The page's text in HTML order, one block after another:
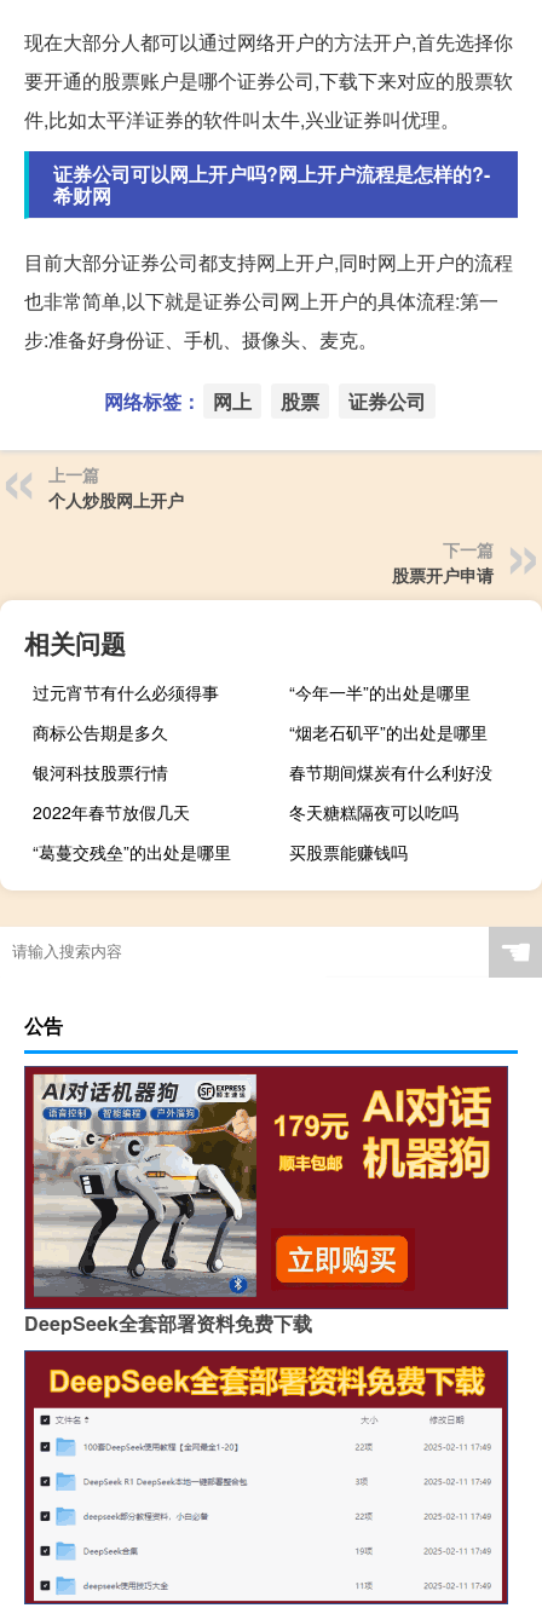
现在大部分人都可以通过网络开户的方法开户,首先选择你
要开通的股票账户是哪个证券公司,下载下来对应的股票软
件,比如太平洋证券的软件叫太牛,兴业证券叫优理。
证券公司可以网上开户吗?网上开户流程是怎样的?-
希财网
目前大部分证券公司都支持网上开户,同时网上开户的流程
也非常简单,以下就是证券公司网上开户的具体流程:第一
步:准备好身份证、手机、摄像头、麦克。
网络标签： 网上 股票 证券公司
上一篇
个人炒股网上开户
下一篇
股票开户申请
相关问题
过元宵节有什么必须得事
“今年一半”的出处是哪里
商标公告期是多久
“烟老石矶平”的出处是哪里
银河科技股票行情
春节期间煤炭有什么利好没
2022年春节放假几天
冬天糖糕隔夜可以吃吗
“葛蔓交残垒”的出处是哪里
买股票能赚钱吗
☚
公告
DeepSeek全套部署资料免费下载